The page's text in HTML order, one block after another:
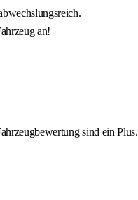
an!
sind ein Plus.